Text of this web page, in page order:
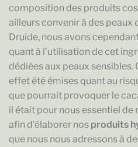
composition des produits
ailleurs convenir à des peaux
Druide, nous avons
quant à l’utilisation de cet
dédiées aux peaux sensibles.
effet été émises quant au
que pourrait provoquer le
il était pour nous essentiel
afin d’élaborer nos produits
que nous nous adressons à